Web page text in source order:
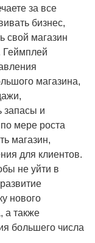
за все
бизнес,
свой магазин
Геймплей
магазина,
запасы и
мере роста
магазин,
для клиентов.
не уйти в
нового
а также
большего числа